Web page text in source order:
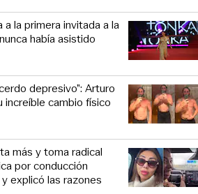
a la primera invitada a la
había asistido
depresivo”: Arturo
cambio físico
más y toma radical
por conducción
explicó las razones